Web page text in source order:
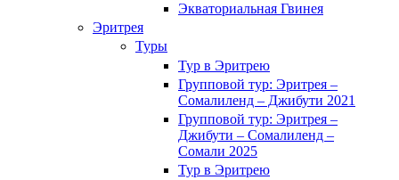
Экваториальная Гвинея
Эритрея
Туры
Тур в Эритрею
Групповой тур: Эритрея –
Cомалиленд – Джибути 2021
Групповой тур: Эритрея –
Джибути – Сомалиленд –
Сомали 2025
Тур в Эритрею